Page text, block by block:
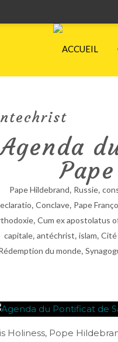
ACCUEIL
Agenda
Pape Hildebrand, Russie,
, Conclave, Pape
, Cum ex apostolatus
capitale, antéchrist, islam, Cité
du monde,
Holiness, Pope